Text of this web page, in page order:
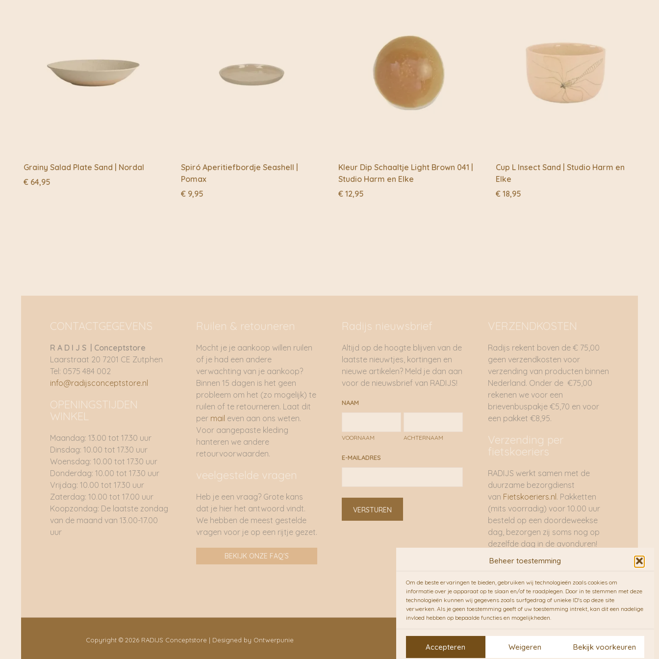
Beheer toestemming
Om de beste ervaringen te bieden, gebruiken wij technologieën zoals cookies om
informatie over je apparaat op te slaan en/of te raadplegen. Door in te stemmen met deze
technologieën kunnen wij gegevens zoals surfgedrag of unieke ID's op deze site
verwerken. Als je geen toestemming geeft of uw toestemming intrekt, kan dit een nadelige
invloed hebben op bepaalde functies en mogelijkheden.
Accepteren Weigeren Bekijk voorkeuren
Grainy Salad Plate Sand | Nordal
€ 64,95
Spiró Aperitiefbordje Seashell |
Pomax
€ 9,95
Kleur Dip Schaaltje Light Brown 041 |
Studio Harm en Elke
€ 12,95
Cup L Insect Sand | Studio Harm en
Elke
€ 18,95
CONTACTGEGEVENS
R A D I J S | Conceptstore
Laarstraat 20 7201 CE Zutphen
Tel: 0575 484 002
info@radijsconceptstore.nl
OPENINGSTIJDEN
WINKEL
Maandag: 13.00 tot 17.30 uur
Dinsdag: 10.00 tot 17.30 uur
Woensdag: 10.00 tot 17.30 uur
Donderdag: 10.00 tot 17.30 uur
Vrijdag: 10.00 tot 17.30 uur
Zaterdag: 10.00 tot 17.00 uur
Koopzondag: De laatste zondag
van de maand van 13.00-17.00
uur
Ruilen & retouneren
Mocht je je aankoop willen ruilen
of je had een andere
verwachting van je aankoop?
Binnen 15 dagen is het geen
probleem om het (zo mogelijk) te
ruilen of te retourneren. Laat dit
permail even aan ons weten.
Voor aangepaste kleding
hanteren we andere
retourvoorwaarden.
veelgestelde vragen
Heb je een vraag? Grote kans
dat je hier het antwoord vindt.
We hebben de meest gestelde
vragen voor je op een rijtje gezet.
BEKIJK ONZE FAQ'S
Radijs nieuwsbrief
Altijd op de hoogte blijven van de
laatste nieuwtjes, kortingen en
nieuwe artikelen? Meld je dan aan
voor de nieuwsbrief van RADIJS!
NAAM
VOORNAAM ACHTERNAAM
E-MAILADRES
VERSTUREN
VERZENDKOSTEN
Radijs rekent boven de € 75,00
geen verzendkosten voor
verzending van producten binnen
Nederland. Onder de €75,00
rekenen we voor een
brievenbuspakje €5,70 en voor
een pakket €8,95.
Verzending per
fietskoeriers
RADIJS werkt samen met de
duurzame bezorgdienst
van Fietskoeriers.nl . Pakketten
(mits voorradig) voor 10.00 uur
besteld op een doordeweekse
dag, bezorgen zij soms nog op
dezelfde dag in de avonduren!
Brievenbuspakjes de volgende
dag. En waar mogelijk ook echt
op de fiets!!
Copyright © 2026 RADIJS Conceptstore | Designed by Ontwerpunie